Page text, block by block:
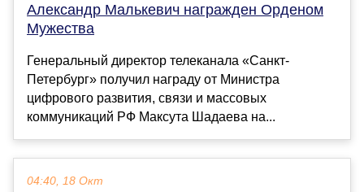
Александр Малькевич награжден Орденом
Мужества
Генеральный директор телеканала «Санкт-
Петербург» получил награду от Министра
цифрового развития, связи и массовых
коммуникаций РФ Максута Шадаева на...
04:40, 18 Окт